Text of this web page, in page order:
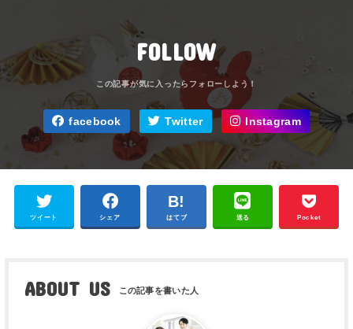
FOLLOW
facebook Twitter Instagram
ツイート シェア はてブ 送る Pocket
ABOUT US